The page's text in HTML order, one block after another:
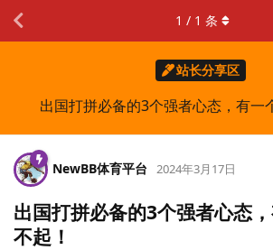
站长分享区
出国打拼必备的3个强者心态，有一
1 / 1 条
NewBB体育平台 2024年3月17日
出国打拼必备的3个强者心态
不起！